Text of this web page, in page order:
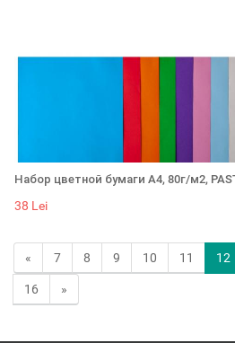
Набор цветной бумаги А4, 80г/м2,
38 Lei
« 7 8 9 10 11 12
16 »